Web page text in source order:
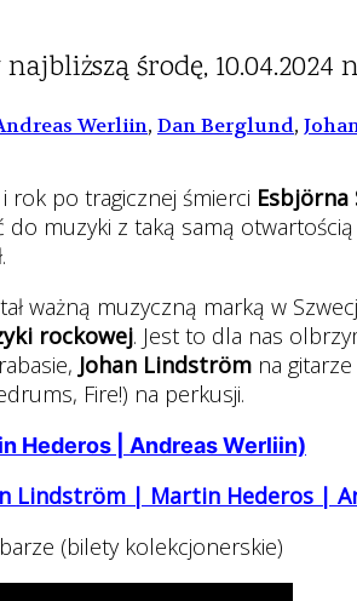
środę,
Werliin, Dan Berglund,
i rok po tragicznej śmierci Esbjörna
do muzyki z taką samą
ważną muzyczną marką w
rockowej. Jest to dla nas
Johan Lindström na
Fire!) na perkusji.
Hederos | Andreas Werliin)
Lindström | Martin Hederos |
(bilety kolekcjonerskie)